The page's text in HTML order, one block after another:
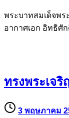
พระบาทสมเด็จพร
อากาศเอก อิทธิศั
ทรงพระเจ
3 พฤษภาคม